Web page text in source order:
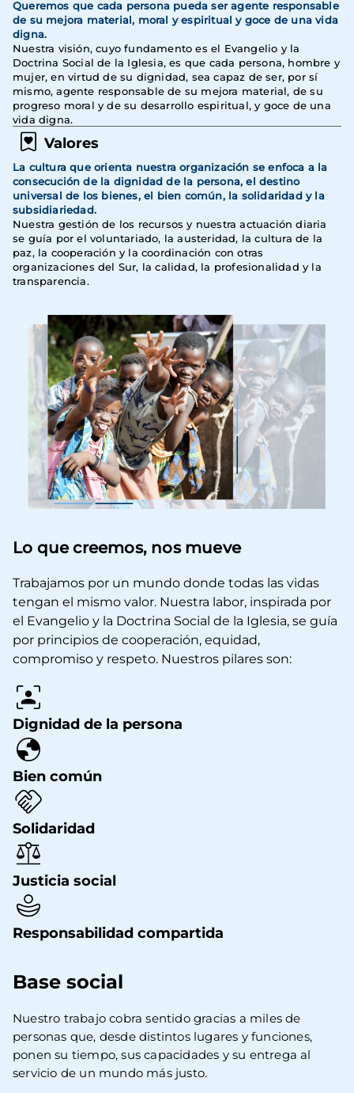
Queremos que cada persona pueda ser agente responsable
de su mejora material, moral y espiritual y goce de una vida
digna.
Nuestra visión, cuyo fundamento es el Evangelio y la
Doctrina Social de la Iglesia, es que cada persona, hombre y
mujer, en virtud de su dignidad, sea capaz de ser, por sí
mismo, agente responsable de su mejora material, de su
progreso moral y de su desarrollo espiritual, y goce de una
vida digna.
Valores
La cultura que orienta nuestra organización se enfoca a la
consecución de la dignidad de la persona, el destino
universal de los bienes, el bien común, la solidaridad y la
subsidiariedad.
Nuestra gestión de los recursos y nuestra actuación diaria
se guía por el voluntariado, la austeridad, la cultura de la
paz, la cooperación y la coordinación con otras
organizaciones del Sur, la calidad, la profesionalidad y la
transparencia.
Imagen
Lo que creemos, nos mueve
Trabajamos por un mundo donde todas las vidas
tengan el mismo valor. Nuestra labor, inspirada por
el Evangelio y la Doctrina Social de la Iglesia, se guía
por principios de cooperación, equidad,
compromiso y respeto. Nuestros pilares son:
Dignidad de la persona
Bien común
Solidaridad
Justicia social
Responsabilidad compartida
Base social
Nuestro trabajo cobra sentido gracias a miles de
personas que, desde distintos lugares y funciones,
ponen su tiempo, sus capacidades y su entrega al
servicio de un mundo más justo.